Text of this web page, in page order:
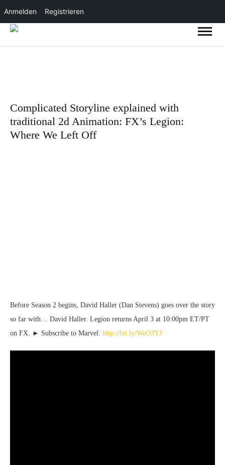
Anmelden Registrieren
Complicated Storyline explained with
traditional 2d Animation: FX’s Legion:
Where We Left Off
Before Season 2 begins, David Haller (Dan Stevens) goes over the story
so far with… David Haller. Legion returns April 3 at 10:00pm ET/PT
on FX. ► Subscribe to Marvel: http://bit.ly/WeO3YJ